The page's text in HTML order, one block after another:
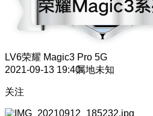
LV6荣耀 Magic3 Pro 5G
2021-09-13 19:40属地未知
关注